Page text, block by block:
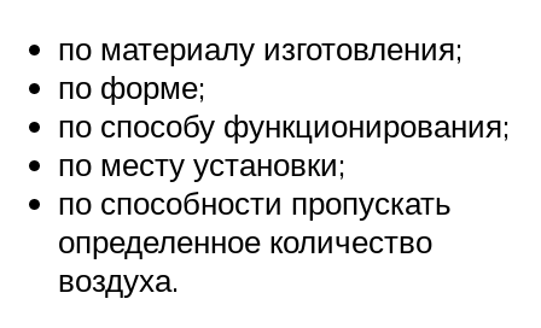
по материалу изготовления;
по форме;
по способу функционирования;
по месту установки;
по способности пропускать
определенное количество
воздуха.